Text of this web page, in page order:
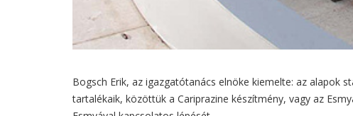
Bogsch Erik, az igazgatótanács elnöke kiemelte: az alapok
tartalékaik, közöttük a Cariprazine készítmény, vagy az